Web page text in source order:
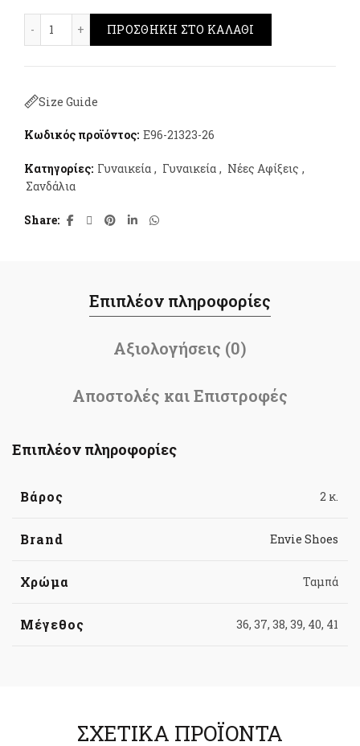
Envie Shoes Flatform Sandals Ταμπα ποσότητα
ΠΡΟΣΘΉΚΗ ΣΤΟ ΚΑΛΆΘΙ
Size Guide
Κωδικός προϊόντος: E96-21323-26
Κατηγορίες: Γυναικεία , Γυναικεία , Νέες Αφίξεις ,
Σανδάλια
Share
Επιπλέον πληροφορίες
Αξιολογήσεις (0)
Αποστολές και Επιστροφές
Επιπλέον πληροφορίες
Βάρος 2 κ.
Brand Envie Shoes
Χρώμα Ταμπά
Μέγεθος 36, 37, 38, 39, 40, 41
ΣΧΕΤΙΚΆ ΠΡΟΪΌΝΤΑ